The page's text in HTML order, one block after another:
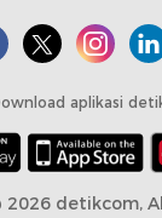
aplikasi
2026 detikcom,